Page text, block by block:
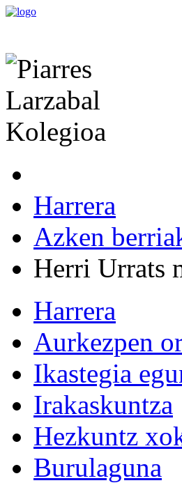
Harrera
Azken
Herri Urrats
Harrera
Aurkezpen
Ikastegia
Irakaskuntza
Hezkuntz
Burulaguna